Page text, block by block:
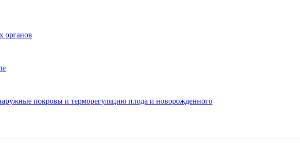
органов
покровы и терморегуляцию плода и новорожденного